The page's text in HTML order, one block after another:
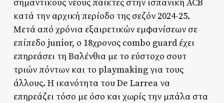
σημαντικούς νέους παίκτες στην ισπανική ACB
κατά την αρχική περίοδο της σεζόν 2024-25.
Μετά από χρόνια εξαιρετικών εμφανίσεων σε
επίπεδο junior, ο 18χρονος combo guard έχει
επηρεάσει τη Βαλένθια με το εύστοχο σουτ
τριών πόντων και το playmaking για τους
άλλους. Η ικανότητα του De Larrea να
επηρεάζει τόσο με όσο και χωρίς την μπάλα στα